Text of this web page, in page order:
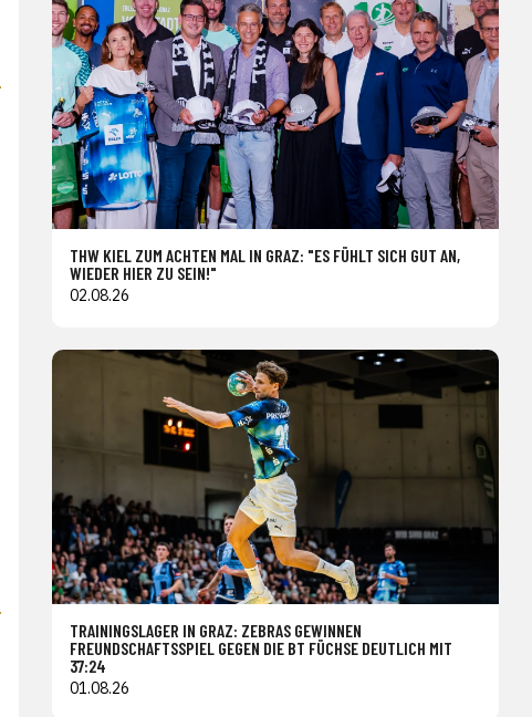
THW KIEL ZUM ACHTEN MAL IN GRAZ: "ES FÜHLT SICH GUT AN,
WIEDER HIER ZU SEIN!"
02.08.26
TRAININGSLAGER IN GRAZ: ZEBRAS GEWINNEN
FREUNDSCHAFTSSPIEL GEGEN DIE BT FÜCHSE DEUTLICH MIT
37:24
01.08.26